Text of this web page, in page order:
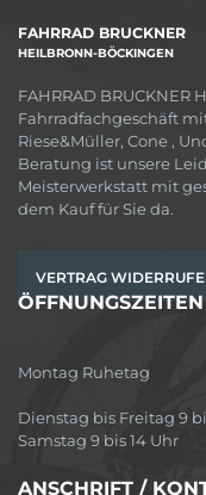
FAHRRAD BRUCKNER
HEILBRONN-BÖCKINGEN
FAHRRAD
Fahrradfachgeschäft
Riese&Müller, Cone ,
Beratung ist unsere
Meisterwerkstatt mit
dem Kauf für Sie da.
VERTRAG
ÖFFNUNGSZEITEN
Montag Ruhetag
Dienstag bis Freitag 9
Samstag 9 bis 14 Uhr
ANSCHRIFT /